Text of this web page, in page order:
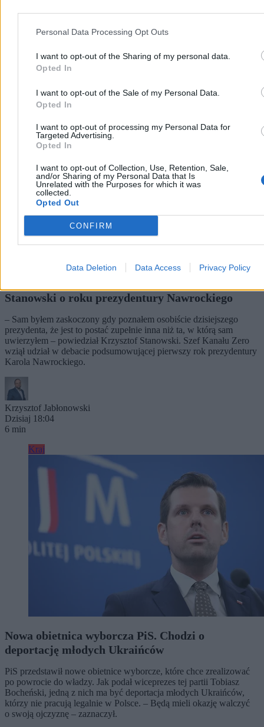
Personal Data Processing Opt Outs
I want to opt-out of the Sharing of my personal data.
Opted In
I want to opt-out of the Sale of my Personal Data.
Opted In
I want to opt-out of processing my Personal Data for
Targeted Advertising.
Opted In
I want to opt-out of Collection, Use, Retention, Sale,
and/or Sharing of my Personal Data that Is
Unrelated with the Purposes for which it was
collected.
Opted Out
CONFIRM
Data Deletion Data Access Privacy Policy
Kraj
Stanowski o roku prezydentury Nawrockiego
– Sam byłem zaskoczony gdy poznałem osobiście dzisiejszego
prezydenta, że jest to postać zupełnie inna niż ta, w którą sam
uwierzyłem – powiedział Krzysztof Stanowski. Szef Kanału Zero
wziął udział w debacie podsumowującej pierwszy rok prezydentury
Karola Nawrockiego.
Krzysztof Jabłonowski
Dzisiaj 18:04
6 min
Kraj
Nowa obietnica wyborcza PiS. Chodzi o
deportację młodych Ukraińców
PiS przedstawił nowe obietnice wyborcze, które chce zrealizować
po powrocie do władzy. Jak podał wiceprezes tej partii Tobiasz
Bocheński, jedną z nich ma być deportacja młodych Ukraińców,
którzy nie pracują legalnie w Polsce. – Będą mieli okazję walczyć
o swoją ojczyznę – zaznaczył.